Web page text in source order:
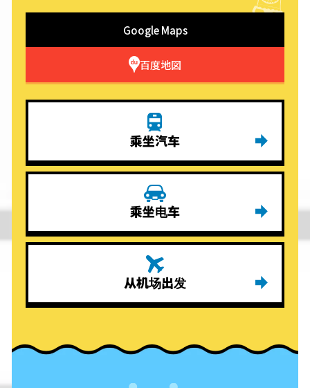
Google Maps
百度地図
乘坐汽车
乘坐电车
从机场出发